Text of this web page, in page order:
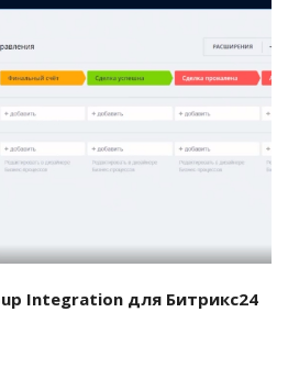
проект
Integration для Битрикс24